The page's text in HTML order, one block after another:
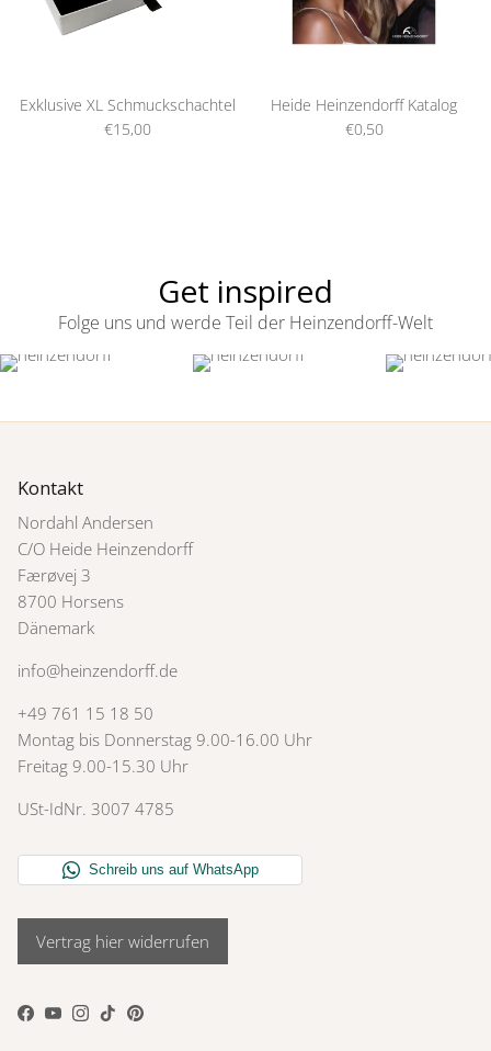
Exklusive XL Schmuckschachtel
€15,00
Heide Heinzendorff Katalog
€0,50
Get inspired
Folge uns und werde Teil der Heinzendorff-Welt
Kontakt
Nordahl Andersen
C/O Heide Heinzendorff
Færøvej 3
8700 Horsens
Dänemark
info@heinzendorff.de
+49 761 15 18 50
Montag bis Donnerstag 9.00-16.00 Uhr
Freitag 9.00-15.30 Uhr
USt-IdNr. 3007 4785
Vertrag hier widerrufen
Facebook
YouTube
Instagram
TikTokPinterest